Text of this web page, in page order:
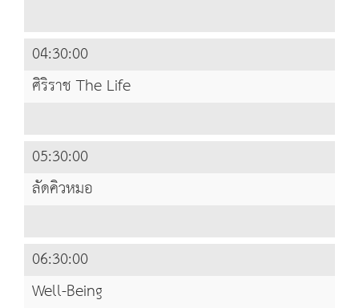
04:30:00
ศิริราช The Life
05:30:00
ลัดคิวหมอ
06:30:00
Well-Being